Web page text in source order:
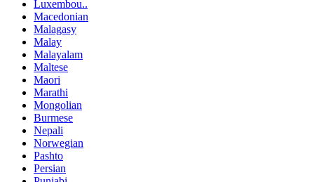
Luxembou..
Macedonian
Malagasy
Malay
Malayalam
Maltese
Maori
Marathi
Mongolian
Burmese
Nepali
Norwegian
Pashto
Persian